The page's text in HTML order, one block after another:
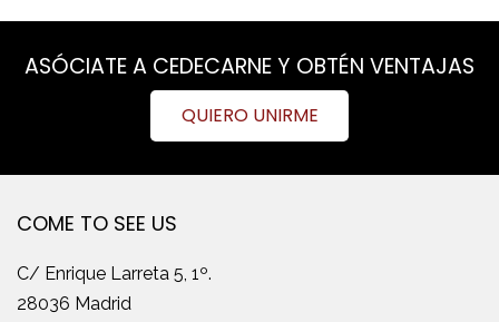
ASÓCIATE A CEDECARNE Y OBTÉN VENTAJAS
QUIERO UNIRME
COME TO SEE US
C/ Enrique Larreta 5, 1º.
28036 Madrid